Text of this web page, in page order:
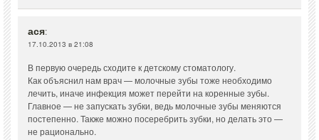
ася:
17.10.2013 в 21:08
В первую очередь сходите к детскому стоматологу.
Как объяснил нам врач — молочные зубы тоже необходимо
лечить, иначе инфекция может перейти на коренные зубы.
Главное — не запускать зубки, ведь молочные зубы меняются
постепенно. Также можно посеребрить зубки, но делать это —
не рационально.